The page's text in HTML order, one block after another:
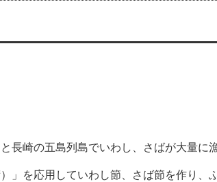
長崎の五島列島でいわし、さばが大量に
」を応用していわし節、さば節を作り、